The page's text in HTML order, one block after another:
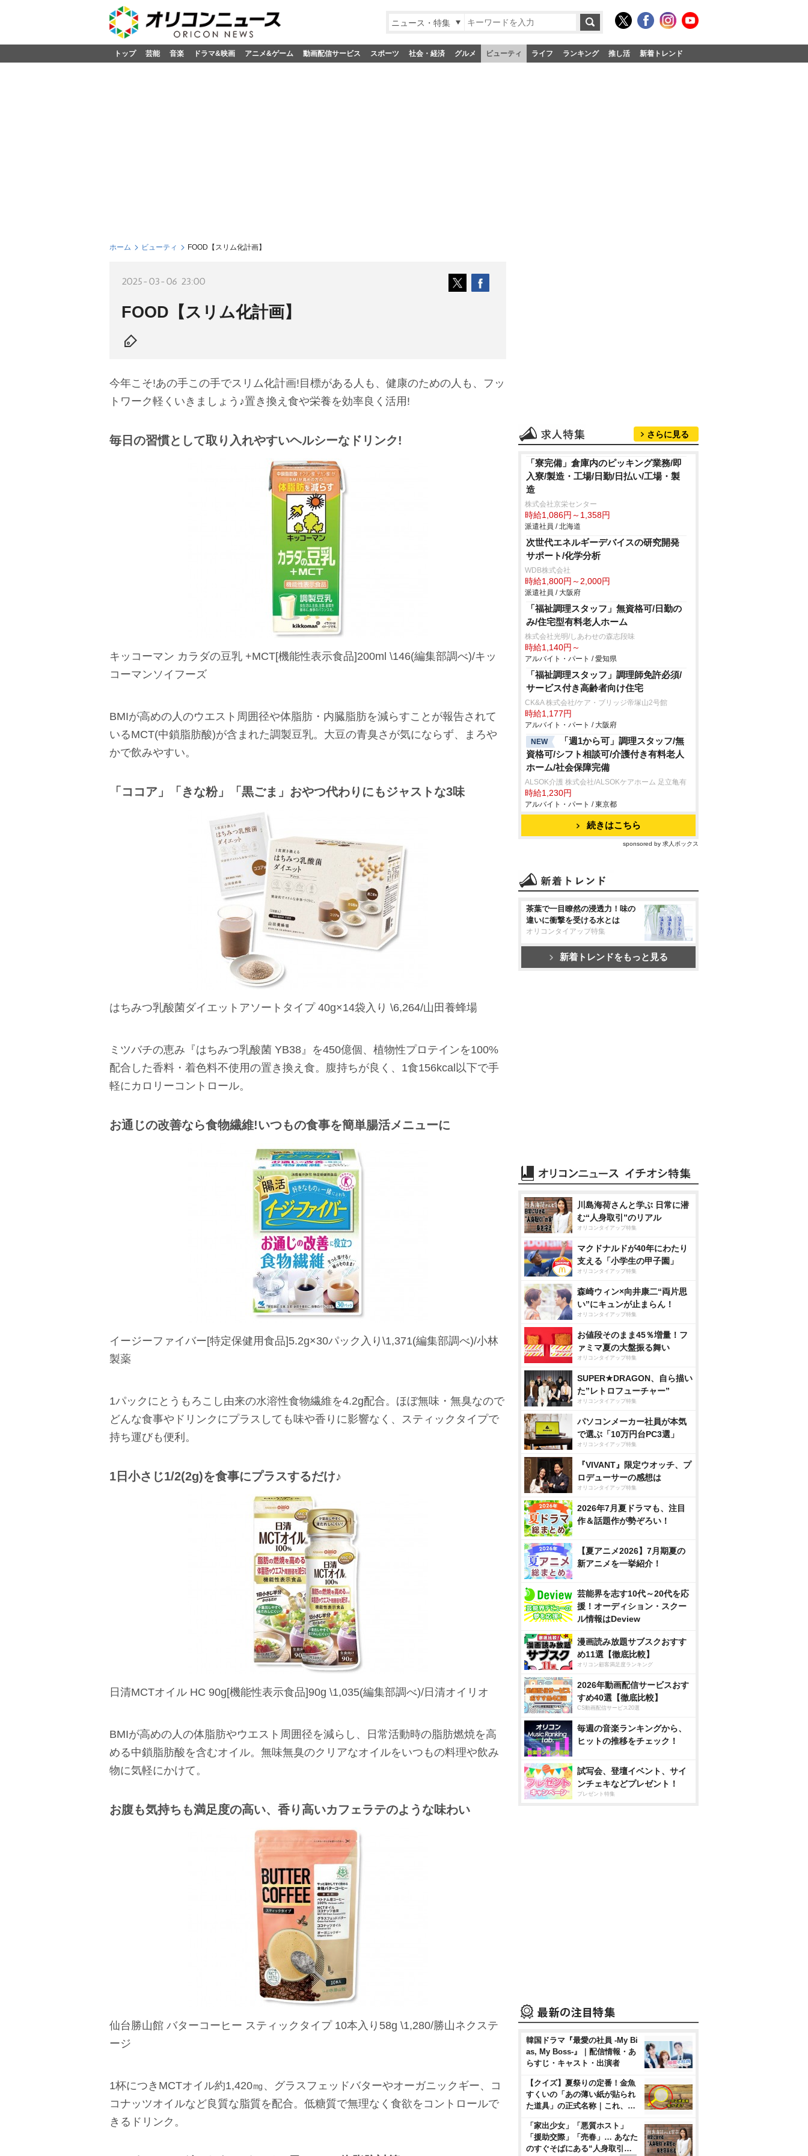
ニュース・特集
トップ 芸能 音楽 ドラマ&映画 アニメ&ゲーム 動画配信サービス スポーツ 社会・経済 グルメ ビューティ ライフ ランキング 推し活 新着トレンド
ホーム ビューティ FOOD【スリム化計画】
2025-03-06 23:00
FOOD【スリム化計画】
今年こそ!あの手この手でスリム化計画!目標がある人も、健康のための人も、フッ
トワーク軽くいきましょう♪置き換え食や栄養を効率良く活用!
毎日の習慣として取り入れやすいヘルシーなドリンク!
キッコーマン カラダの豆乳 +MCT[機能性表示食品]200ml \146(編集部調べ)/キッ
コーマンソイフーズ
BMIが高めの人のウエスト周囲径や体脂肪・内臓脂肪を減らすことが報告されて
いるMCT(中鎖脂肪酸)が含まれた調製豆乳。大豆の青臭さが気にならず、まろ
かで飲みやすい。
「ココア」「きな粉」「黒ごま」おやつ代わりにもジャストな3味
はちみつ乳酸菌ダイエットアソートタイプ 40g×14袋入り \6,264/山田養蜂場
ミツバチの恵み『はちみつ乳酸菌 YB38』を450億個、植物性プロテインを100%
配合した香料・着色料不使用の置き換え食。腹持ちが良く、1食156kcal以下で手
軽にカロリーコントロール。
お通じの改善なら食物繊維!いつもの食事を簡単腸活メニューに
イージーファイバー[特定保健用食品]5.2g×30パック入り\1,371(編集部調べ)/小林
製薬
1パックにとうもろこし由来の水溶性食物繊維を4.2g配合。ほぼ無味・無臭なので
どんな食事やドリンクにプラスしても味や香りに影響なく、スティックタイプで
持ち運びも便利。
1日小さじ1/2(2g)を食事にプラスするだけ♪
日清MCTオイル HC 90g[機能性表示食品]90g \1,035(編集部調べ)/日清オイリオ
BMIが高めの人の体脂肪やウエスト周囲径を減らし、日常活動時の脂肪燃焼を高
める中鎖脂肪酸を含むオイル。無味無臭のクリアなオイルをいつもの料理や飲み
物に気軽にかけて。
お腹も気持ちも満足度の高い、香り高いカフェラテのような味わい
仙台勝山館 バターコーヒー スティックタイプ 10本入り58g \1,280/勝山ネクステ
ージ
1杯につきMCTオイル約1,420㎎、グラスフェッドバターやオーガニックギー、コ
コナッツオイルなど良質な脂質を配合。低糖質で無理なく食欲をコントロールで
きるドリンク。
さらに見る
「寮完備」倉庫内のピッキング業務/即
入寮/製造・工場/日勤/日払い/工場・製
造
株式会社京栄センター
時給1,086円～1,358円
派遣社員 / 北海道
次世代エネルギーデバイスの研究開発
サポート/化学分析
WDB株式会社
時給1,800円～2,000円
派遣社員 / 大阪府
「福祉調理スタッフ」無資格可/日勤の
み/住宅型有料老人ホーム
株式会社光明/しあわせの森志段味
時給1,140円～
アルバイト・パート / 愛知県
「福祉調理スタッフ」調理師免許必須/
サービス付き高齢者向け住宅
CK&A 株式会社/ケア・ブリッジ帝塚山2号館
時給1,177円
アルバイト・パート / 大阪府
NEW
「週1から可」調理スタッフ/無
資格可/シフト相談可/介護付き有料老人
ホーム/社会保障完備
ALSOK介護 株式会社/ALSOKケアホーム 足立亀有
時給1,230円
アルバイト・パート / 東京都
続きはこちら
sponsored by 求人ボックス
茶葉で一目瞭然の浸透力！味の
違いに衝撃を受ける水とは
オリコンタイアップ特集
新着トレンドをもっと見る
川島海荷さんと学ぶ 日常に潜
む“人身取引”のリアル
オリコンタイアップ特集
マクドナルドが40年にわたり
支える「小学生の甲子園」
オリコンタイアップ特集
森崎ウィン×向井康二“両片思
い”にキュンが止まらん！
オリコンタイアップ特集
お値段そのまま45％増量！フ
ァミマ夏の大盤振る舞い
オリコンタイアップ特集
SUPER★DRAGON、自ら描い
た”レトロフューチャー”
オリコンタイアップ特集
パソコンメーカー社員が本気
で選ぶ「10万円台PC3選」
オリコンタイアップ特集
『VIVANT』限定ウオッチ、プ
ロデューサーの感想は
オリコンタイアップ特集
2026年7月夏ドラマも、注目
作＆話題作が勢ぞろい！
【夏アニメ2026】7月期夏の
新アニメを一挙紹介！
芸能界を志す10代～20代を応
援！オーディション・スクー
ル情報はDeview
漫画読み放題サブスクおすす
め11選【徹底比較】
オリコン顧客満足度ランキング
2026年動画配信サービスおす
すめ40選【徹底比較】
CS動画配信サービス20選
毎週の音楽ランキングから、
ヒットの推移をチェック！
試写会、登壇イベント、サイ
ンチェキなどプレゼント！
プレゼント特集
韓国ドラマ『最愛の社員 -My Bi
as, My Boss-』｜配信情報・あ
らすじ・キャスト・出演者
【クイズ】夏祭りの定番！金魚
すくいの「あの薄い紙が貼られ
た道具」の正式名称｜これ、…
「家出少女」「悪質ホスト」
「援助交際」「売春」… あなた
のすぐそばにある“人身取引…